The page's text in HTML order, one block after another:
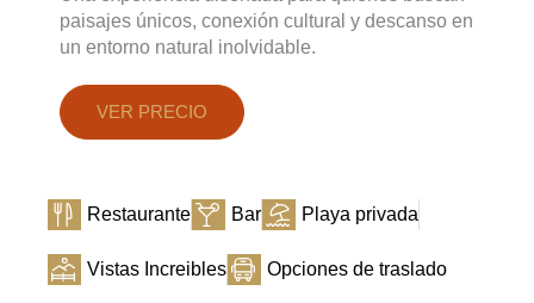
paisajes únicos, conexión cultural y descanso en
un entorno natural inolvidable.
VER PRECIO
Restaurante Bar Playa privada
Vistas Increibles Opciones de traslado